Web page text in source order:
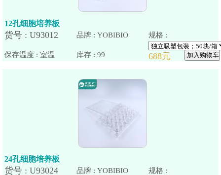
12孔细胞培养板
品牌 : YOBIBIO 规格 :
保存温度 : 室温
24孔细胞培养板
品牌 : YOBIBIO 规格 :